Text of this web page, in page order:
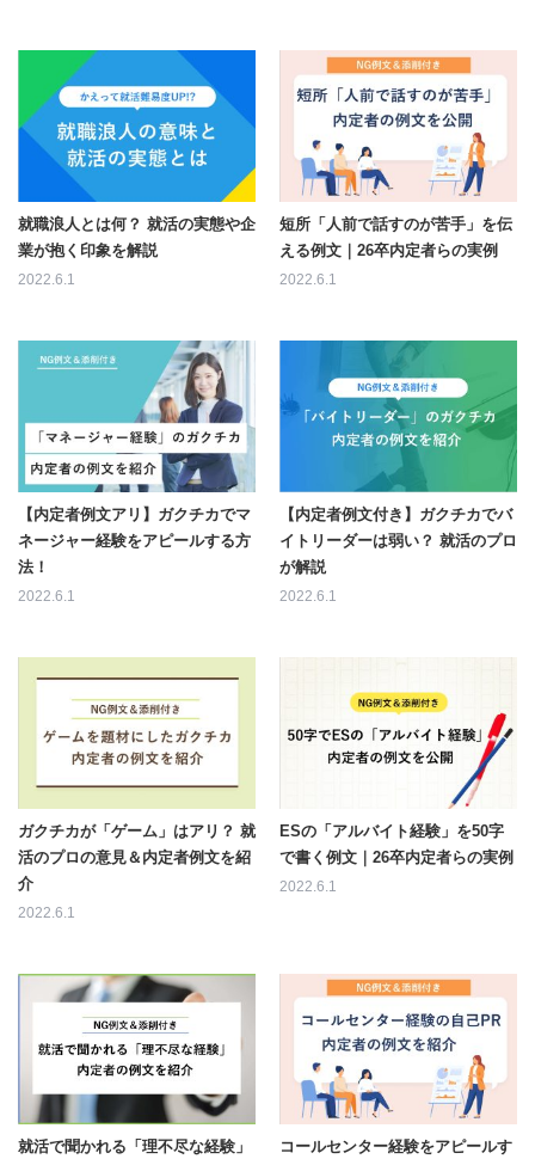
就職浪人とは何？ 就活の実態や企
業が抱く印象を解説
2022.6.1
短所「人前で話すのが苦手」を伝
える例文｜26卒内定者らの実例
2022.6.1
【内定者例文アリ】ガクチカでマ
ネージャー経験をアピールする方
法！
2022.6.1
【内定者例文付き】ガクチカでバ
イトリーダーは弱い？ 就活のプロ
が解説
2022.6.1
ガクチカが「ゲーム」はアリ？ 就
活のプロの意見＆内定者例文を紹
介
2022.6.1
ESの「アルバイト経験」を50字
で書く例文｜26卒内定者らの実例
2022.6.1
就活で聞かれる「理不尽な経験」
コールセンター経験をアピールす